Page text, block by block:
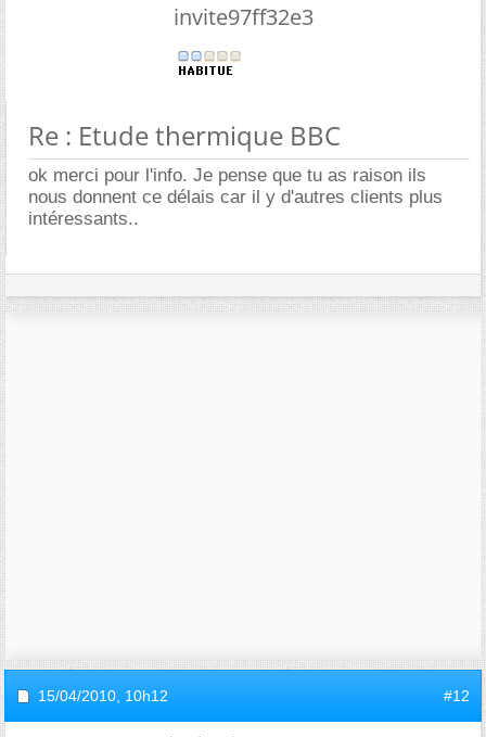
invite97ff32e3
Re : Etude thermique BBC
ok merci pour l'info. Je pense que tu as raison ils
nous donnent ce délais car il y d'autres clients plus
intéressants..
15/04/2010, 10h12 #12